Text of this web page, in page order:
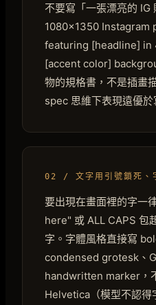
不要寫「一張漂亮的 IG
1080×1350 Instagram
featuring [headline] in
[accent color]
物的規格書，不是插畫
spec 思維下表現遠優於
02 / 文字用引號鎖死、
要出現在畫面裡的字一
here" 或 ALL CAPS 包
字。字體風格直接寫
condensed grotesk、
handwritten marker，
Helvetica（模型不認得